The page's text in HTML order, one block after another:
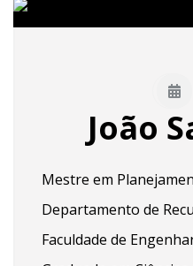
João
Mestre em
Departamento de
Faculdade de